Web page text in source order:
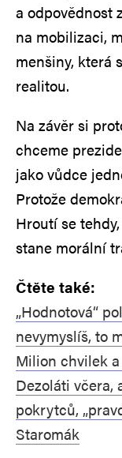
a odpovědnost
na mobilizaci,
menšiny, která
realitou.
Na závěr si
chceme
jako vůdce
Protože
Hroutí se
stane morální
Čtěte také:
„Hodnotová“
nevymyslíš, to
Milion chvilek
Dezoláti včera,
pokrytců,
Staromák